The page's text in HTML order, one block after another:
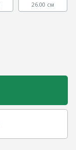
26.00 см